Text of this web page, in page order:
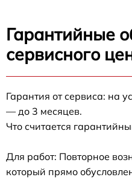
Гарантийные
сервисного
Гарантия от сервиса: на
— до 3 месяцев.
Что считается
Для работ: Повторное
который прямо